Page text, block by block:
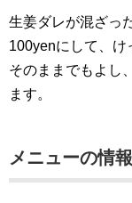
生姜ダレが混ざっ
100yenにして、け
そのままでもよし
ます。
メニューの情報